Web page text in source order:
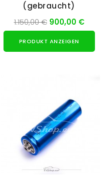
(gebraucht)
1.150,00 € 900,00 €
PRODUKT ANZEIGEN